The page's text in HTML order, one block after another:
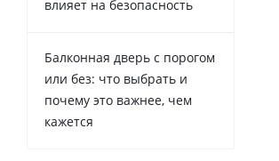
влияет на безопасность
Балконная дверь с порогом
или без: что выбрать и
почему это важнее, чем
кажется